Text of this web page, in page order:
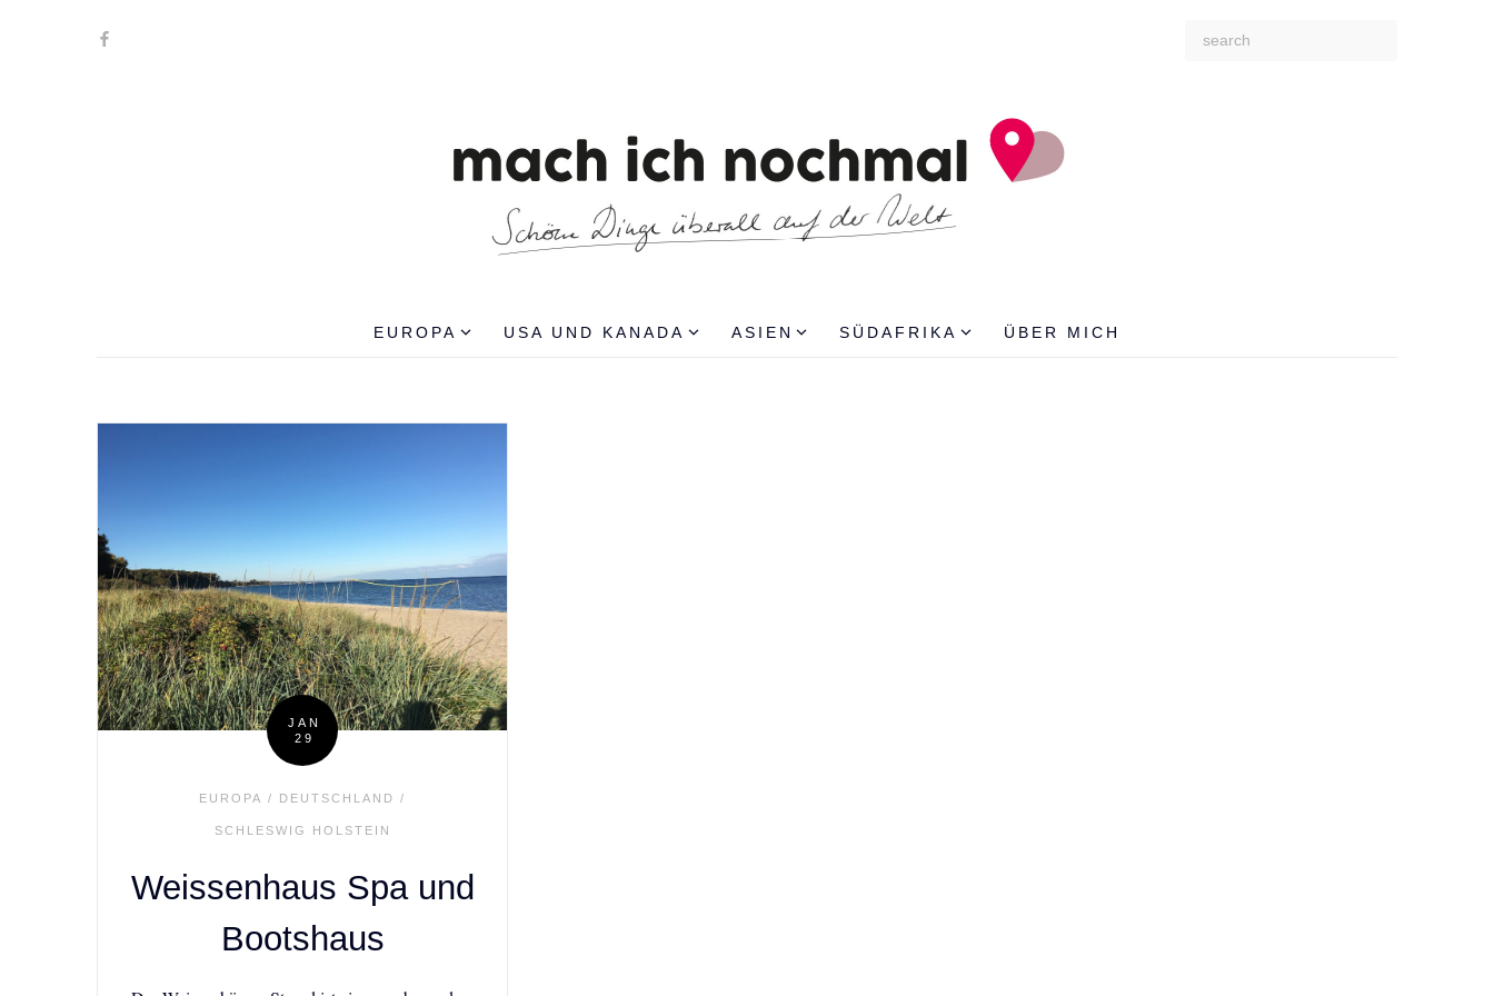
search
EUROPA USA UND KANADA ASIEN SÜDAFRIKA ÜBER MICH
JAN
29
EUROPA / DEUTSCHLAND /
SCHLESWIG HOLSTEIN
Weissenhaus Spa und
Bootshaus